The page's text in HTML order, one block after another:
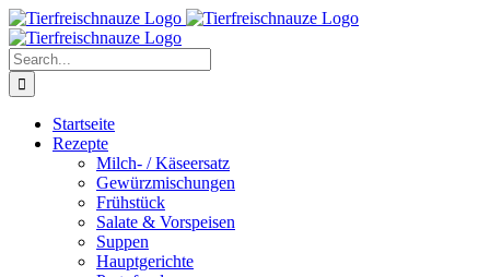
Skip
to
content
Facebook
YouTube
X
Pinterest
Instagram
Search
for:
Startseite
Rezepte
Milch- / Käseersatz
Gewürzmischungen
Frühstück
Salate & Vorspeisen
Suppen
Hauptgerichte